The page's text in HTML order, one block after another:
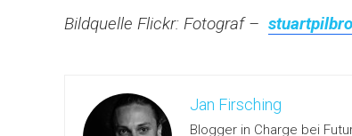
Bildquelle Flickr: Fotograf –
Jan Firsching
Blogger in Charge bei